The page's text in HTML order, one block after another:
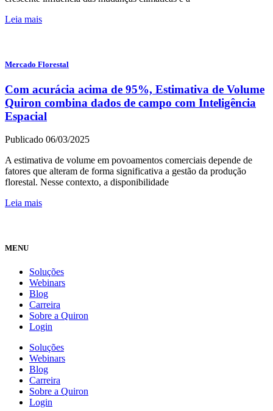
Leia mais
Mercado Florestal
Com acurácia acima de 95%, Estimativa de Volume
Quiron combina dados de campo com Inteligência
Espacial
Publicado 06/03/2025
A estimativa de volume em povoamentos comerciais depende de
fatores que alteram de forma significativa a gestão da produção
florestal. Nesse contexto, a disponibilidade
Leia mais
MENU
Soluções
Webinars
Blog
Carreira
Sobre a Quiron
Login
Soluções
Webinars
Blog
Carreira
Sobre a Quiron
Login